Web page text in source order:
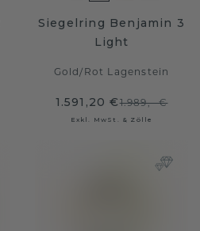
Siegelring Benjamin 3
Light
Gold/ Rot Lagenstein
1.591,20 €1.989,- €
Exkl. MwSt. & Zölle